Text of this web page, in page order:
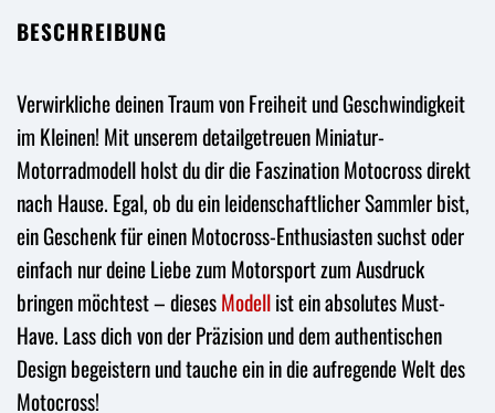
BESCHREIBUNG
Verwirkliche deinen Traum von Freiheit und Geschwindigkeit
im Kleinen! Mit unserem detailgetreuen Miniatur-
Motorradmodell holst du dir die Faszination Motocross direkt
nach Hause. Egal, ob du ein leidenschaftlicher Sammler bist,
ein Geschenk für einen Motocross-Enthusiasten suchst oder
einfach nur deine Liebe zum Motorsport zum Ausdruck
bringen möchtest – diesesModellist ein absolutes Must-
Have. Lass dich von der Präzision und dem authentischen
Design begeistern und tauche ein in die aufregende Welt des
Motocross!